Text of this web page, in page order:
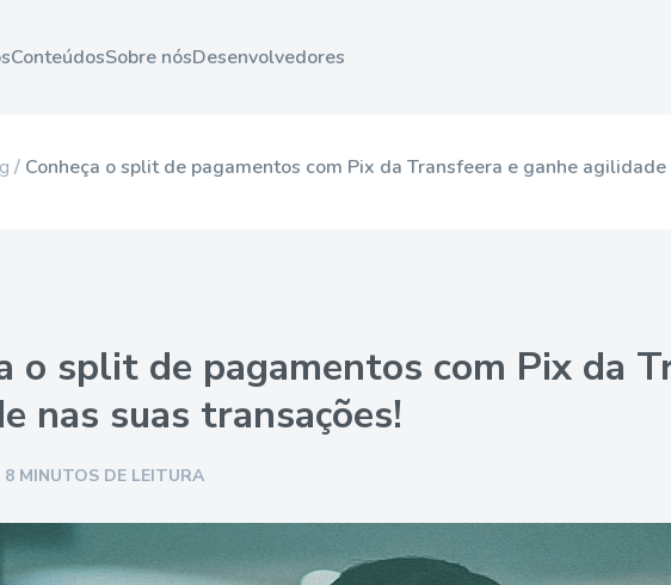
ConteúdosSobre nósDesenvolvedores
Conheça o split de pagamentos com Pix da Transfeera e ganhe
o split de pagamentos com Pix da
nas suas transações!
8 MINUTOS DE LEITURA